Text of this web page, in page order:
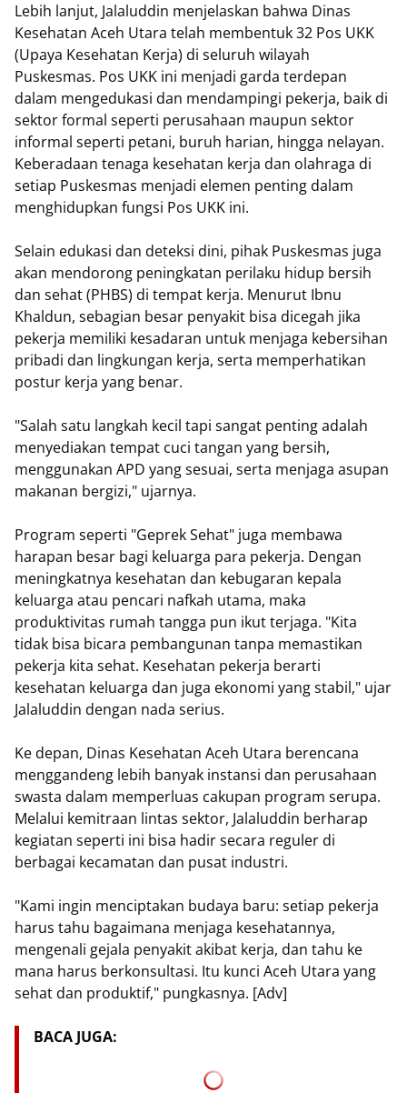
Lebih lanjut, Jalaluddin menjelaskan bahwa Dinas
Kesehatan Aceh Utara telah membentuk 32 Pos UKK
(Upaya Kesehatan Kerja) di seluruh wilayah
Puskesmas. Pos UKK ini menjadi garda terdepan
dalam mengedukasi dan mendampingi pekerja, baik di
sektor formal seperti perusahaan maupun sektor
informal seperti petani, buruh harian, hingga nelayan.
Keberadaan tenaga kesehatan kerja dan olahraga di
setiap Puskesmas menjadi elemen penting dalam
menghidupkan fungsi Pos UKK ini.
Selain edukasi dan deteksi dini, pihak Puskesmas juga
akan mendorong peningkatan perilaku hidup bersih
dan sehat (PHBS) di tempat kerja. Menurut Ibnu
Khaldun, sebagian besar penyakit bisa dicegah jika
pekerja memiliki kesadaran untuk menjaga kebersihan
pribadi dan lingkungan kerja, serta memperhatikan
postur kerja yang benar.
"Salah satu langkah kecil tapi sangat penting adalah
menyediakan tempat cuci tangan yang bersih,
menggunakan APD yang sesuai, serta menjaga asupan
makanan bergizi," ujarnya.
Program seperti "Geprek Sehat" juga membawa
harapan besar bagi keluarga para pekerja. Dengan
meningkatnya kesehatan dan kebugaran kepala
keluarga atau pencari nafkah utama, maka
produktivitas rumah tangga pun ikut terjaga. "Kita
tidak bisa bicara pembangunan tanpa memastikan
pekerja kita sehat. Kesehatan pekerja berarti
kesehatan keluarga dan juga ekonomi yang stabil," ujar
Jalaluddin dengan nada serius.
Ke depan, Dinas Kesehatan Aceh Utara berencana
menggandeng lebih banyak instansi dan perusahaan
swasta dalam memperluas cakupan program serupa.
Melalui kemitraan lintas sektor, Jalaluddin berharap
kegiatan seperti ini bisa hadir secara reguler di
berbagai kecamatan dan pusat industri.
"Kami ingin menciptakan budaya baru: setiap pekerja
harus tahu bagaimana menjaga kesehatannya,
mengenali gejala penyakit akibat kerja, dan tahu ke
mana harus berkonsultasi. Itu kunci Aceh Utara yang
sehat dan produktif," pungkasnya. [Adv]
BACA JUGA: